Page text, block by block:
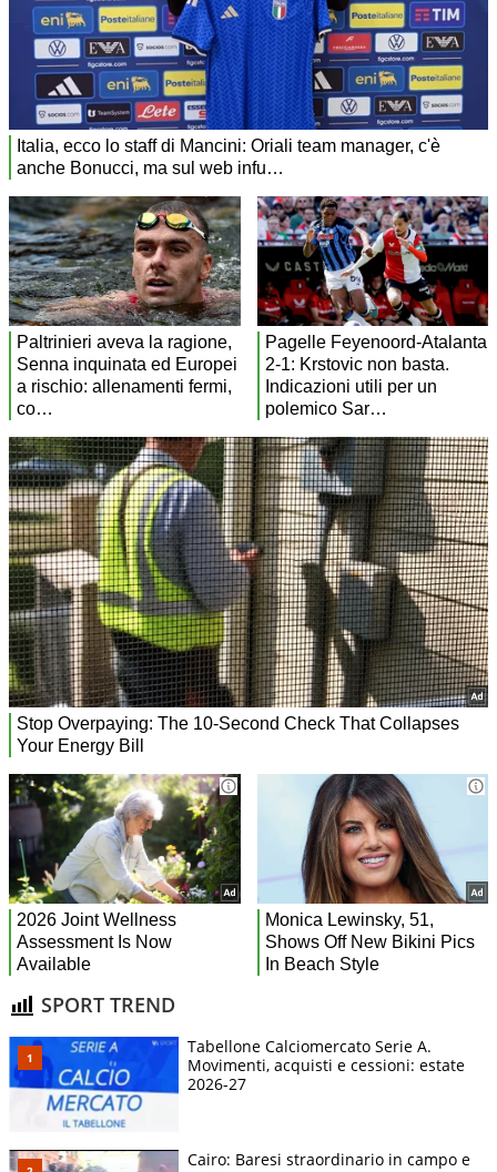
SPORT TREND
Tabellone Calciomercato Serie A.
Movimenti, acquisti e cessioni: estate
2026-27
Cairo: Baresi straordinario in campo e